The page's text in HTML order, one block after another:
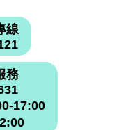
線
務
17:00